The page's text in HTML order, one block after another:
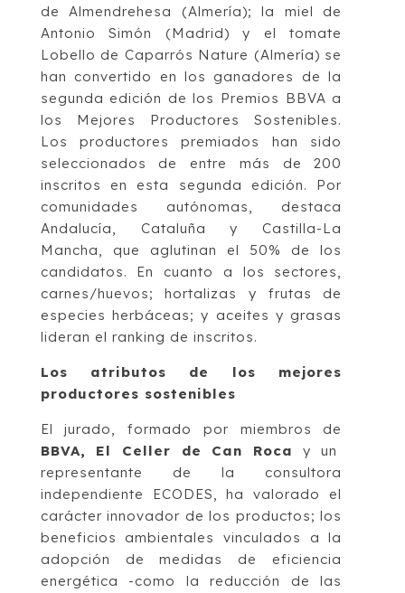
de Almendrehesa (Almería); la miel de
Antonio Simón (Madrid) y el tomate
Lobello de Caparrós Nature (Almería) se
han convertido en los ganadores de la
segunda edición de los Premios BBVA a
los Mejores Productores Sostenibles.
Los productores premiados han sido
seleccionados de entre más de 200
inscritos en esta segunda edición. Por
comunidades autónomas, destaca
Andalucía, Cataluña y Castilla-La
Mancha, que aglutinan el 50% de los
candidatos. En cuanto a los sectores,
carnes/huevos; hortalizas y frutas de
especies herbáceas; y aceites y grasas
lideran el ranking de inscritos.
Los atributos de los mejores
productores sostenibles
El jurado, formado por miembros de
BBVA, El Celler de Can Roca
y un
representante de la consultora
independiente ECODES, ha valorado el
carácter innovador de los productos; los
beneficios ambientales vinculados a la
adopción de medidas de eficiencia
energética -como la reducción de las